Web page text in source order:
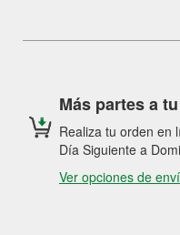
Más partes a
Realiza tu orden en
Día Siguiente a
Ver opciones de